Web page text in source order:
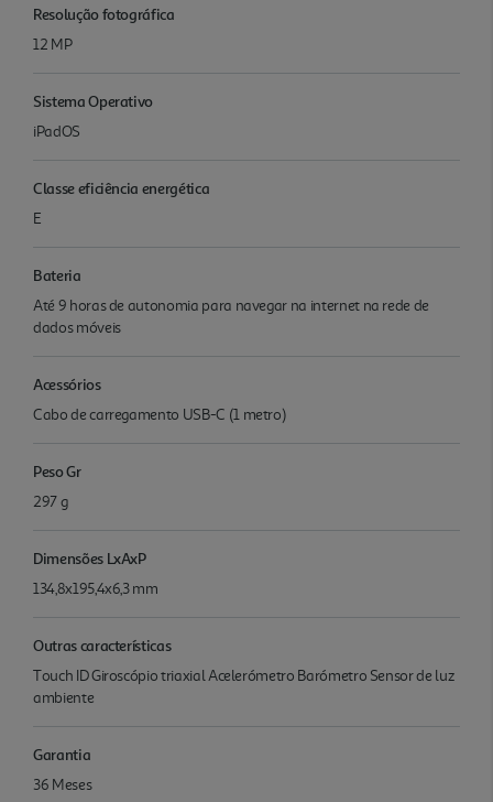
Resolução fotográfica
12 MP
Sistema Operativo
iPadOS
Classe eficiência energética
E
Bateria
Até 9 horas de autonomia para navegar na internet na rede de
dados móveis
Acessórios
Cabo de carregamento USB-C (1 metro)
Peso Gr
297 g
Dimensões LxAxP
134,8x195,4x6,3 mm
Outras características
Touch ID Giroscópio triaxial Acelerómetro Barómetro Sensor de luz
ambiente
Garantia
36 Meses